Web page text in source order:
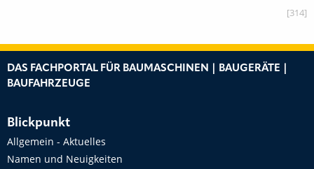
[314]
DAS FACHPORTAL FÜR BAUMASCHINEN | BAUGERÄTE |
BAUFAHRZEUGE
Blickpunkt
Allgemein - Aktuelles
Namen und Neuigkeiten